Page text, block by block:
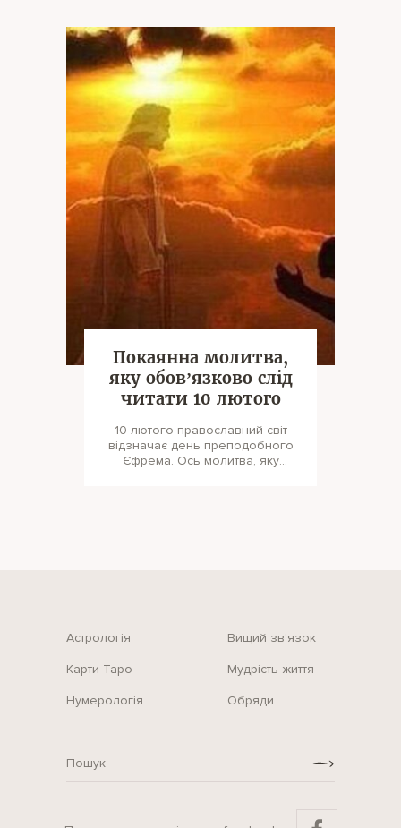
Покаянна молитва,
яку обовʼязково слід
читати 10 лютого
10 лютого православний світ
відзначає день преподобного
Єфрема. Ось молитва, яку
Астрологія Вищий зв‘язок
Карти Таро Мудрість життя
Нумерологія Обряди